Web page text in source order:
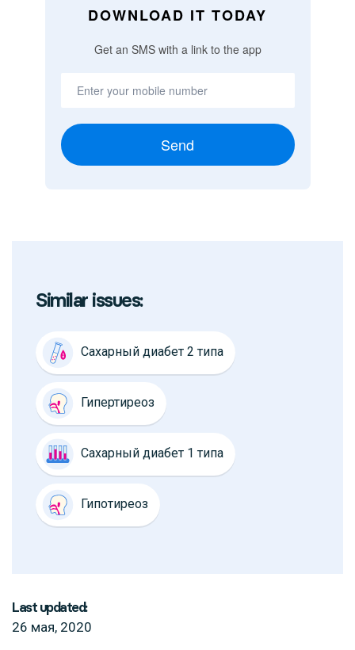
DOWNLOAD IT TODAY
Get an SMS with a link to the app
Send
Similar issues:
Сахарный диабет 2 типа
Гипертиреоз
Сахарный диабет 1 типа
Гипотиреоз
Last updated:
26 мая, 2020